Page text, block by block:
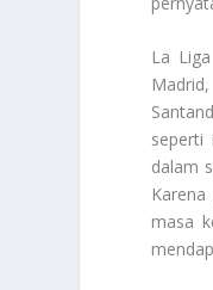
La
seperti
dalam
masa